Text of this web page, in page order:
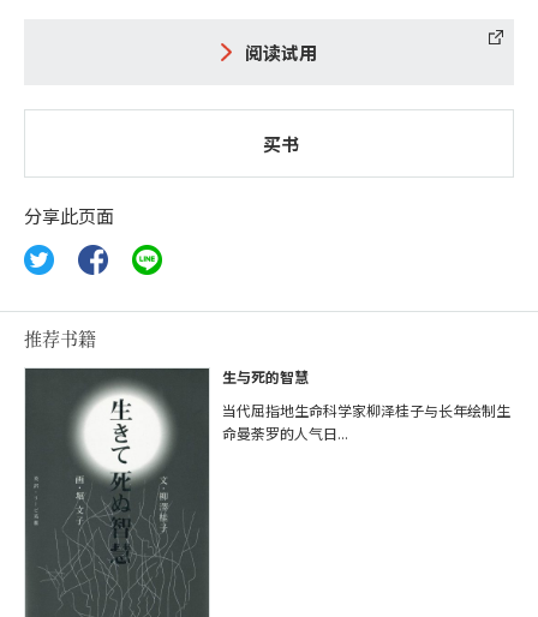
阅读试用
买书
分享此页面
推荐书籍
生与死的智慧
当代屈指地生命科学家柳泽桂子与长年绘制生
命曼荼罗的人气日...